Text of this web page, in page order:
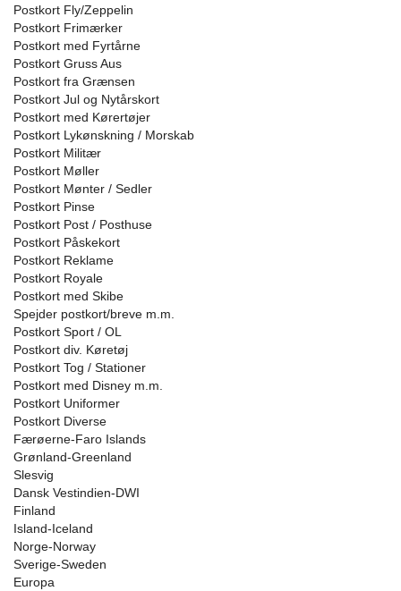
Postkort Fly/Zeppelin
Postkort Frimærker
Postkort med Fyrtårne
Postkort Gruss Aus
Postkort fra Grænsen
Postkort Jul og Nytårskort
Postkort med Kørertøjer
Postkort Lykønskning / Morskab
Postkort Militær
Postkort Møller
Postkort Mønter / Sedler
Postkort Pinse
Postkort Post / Posthuse
Postkort Påskekort
Postkort Reklame
Postkort Royale
Postkort med Skibe
Spejder postkort/breve m.m.
Postkort Sport / OL
Postkort div. Køretøj
Postkort Tog / Stationer
Postkort med Disney m.m.
Postkort Uniformer
Postkort Diverse
Færøerne-Faro Islands
Grønland-Greenland
Slesvig
Dansk Vestindien-DWI
Finland
Island-Iceland
Norge-Norway
Sverige-Sweden
Europa